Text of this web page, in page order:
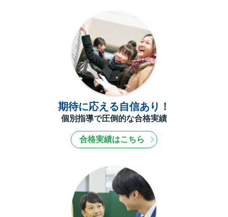
期待に応える自信あり！
個別指導で圧倒的な合格実績
合格実績はこちら